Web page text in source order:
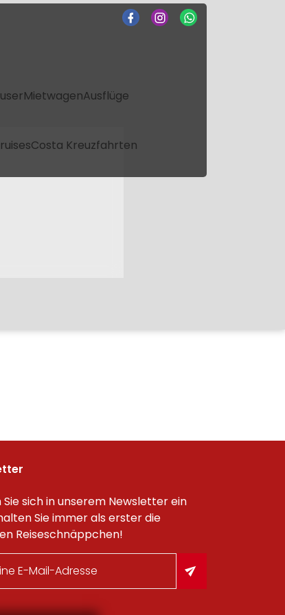
MietwagenAusflüge
Costa Kreuzfahrten
Sie sich in unserem Newsletter ein
Sie immer als erster die
Reiseschnäppchen!